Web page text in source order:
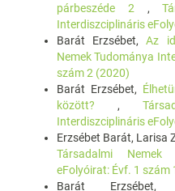
párbeszéde 2 ,
Interdiszciplináris
Barát Erzsébet,Az
Nemek Tudománya
szám 2 (2020)
Barát Erzsébet,
között? ,
Interdiszciplináris
Erzsébet Barát, Larisa
Társadalmi Nemek
eFolyóirat: Évf. 1 szám
Barát Erzsébet,